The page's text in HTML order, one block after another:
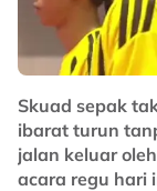
Skuad sepak
ibarat turun
jalan keluar
acara regu hari